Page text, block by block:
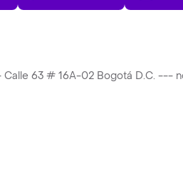
63 # 16A-02 Bogotá D.C. ---